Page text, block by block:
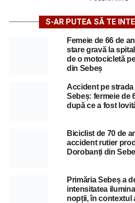
S-AR PUTEA SĂ TE
Femeie de 66 de
stare gravă la
de o motocicletă
din Sebeș
Accident pe
Sebeș: fermeie de
după ce a fost
Biciclist de 70 de
accident rutier
Dorobanți din
Primăria Sebeș a
intensitatea
nopții, în contextul